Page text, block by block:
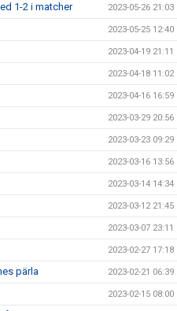
1-2 i matcher 2023-05-26 21:03
2023-05-25 12:40
2023-04-19 21:11
2023-04-18 11:02
2023-04-16 16:59
2023-03-29 20:56
2023-03-23 09:29
2023-03-16 13:56
2023-03-14 14:34
2023-03-12 21:45
2023-03-07 23:11
2023-02-27 17:18
pärla 2023-02-21 06:39
2023-02-15 08:00